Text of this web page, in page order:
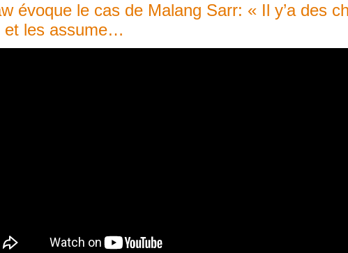
évoque le cas de Malang Sarr: « Il y’a des
et les assume…